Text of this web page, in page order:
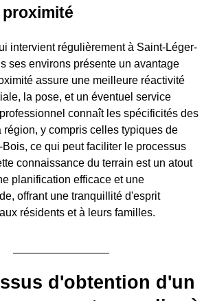
intervient régulièrement à Saint-Léger-
ses environs présente un avantage
assure une meilleure réactivité
la pose, et un éventuel service
connaît les spécificités des
région, y compris celles typiques de
ce qui peut faciliter le processus
connaissance du terrain est un atout
planification efficace et une
offrant une tranquillité d'esprit
résidents et à leurs familles.
d'obtention d'un